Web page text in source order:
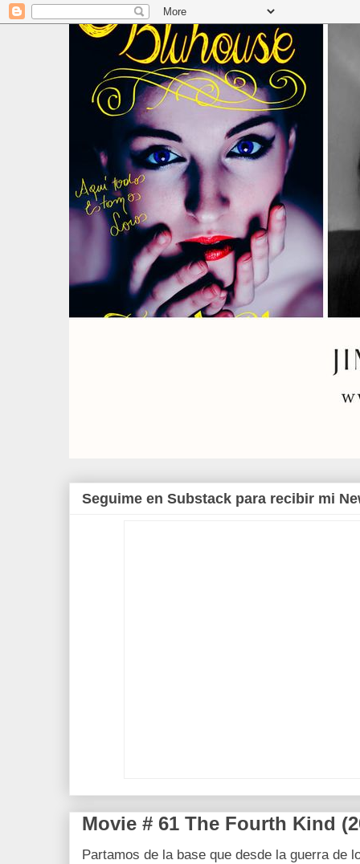
Seguime en Substack para recibir mi
Movie # 61 The Fourth Kind
Partamos de la base que desde la guerra de